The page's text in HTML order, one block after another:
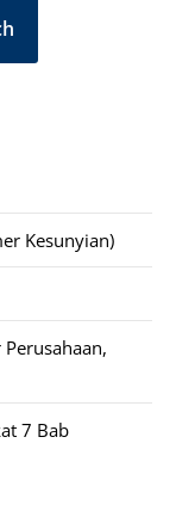
Kesunyian)
7 Bab